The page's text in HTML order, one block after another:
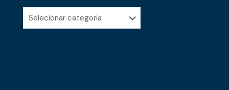
Categorias